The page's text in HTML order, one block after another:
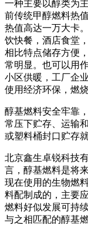
一种主要以醇类为
前传统甲醇燃料热
热值高达一万大卡
饮快餐，酒店食堂
相比特点储存方便
常明显。也可以用
小区供暖，工厂企
使用经济环保，燃
醇基燃料安全牢靠
常压下贮存、运输
或塑料桶封口贮存
北京鑫生卓锐科技
言，醇基燃料是将
现在使用的生物燃
料配制成的，主要
燃料好似发展可持
与之相匹配的醇基